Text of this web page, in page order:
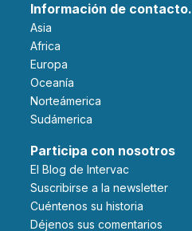
Información de contacto.
Asia
Africa
Europa
Oceanía
Norteámerica
Sudámerica
Participa con nosotros
El Blog de Intervac
Suscribirse a la newsletter
Cuéntenos su historia
Déjenos sus comentarios